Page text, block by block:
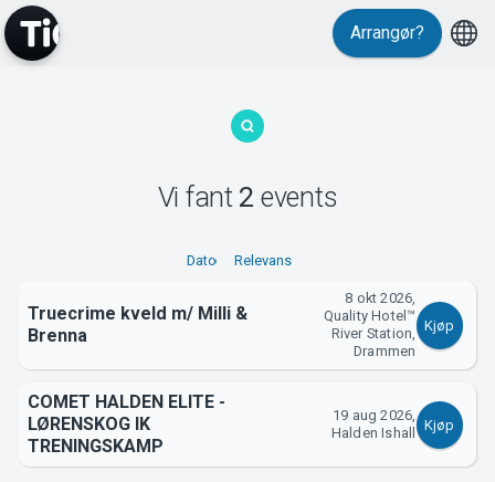
MyTickster
Support
Om Tickster
Arrangør?
Vi fant 2 events
Dato Relevans
Truecrime kveld m/ Milli &
Brenna
8 okt 2026,
Quality Hotel™
River Station,
Drammen
Kjøp
COMET HALDEN ELITE -
LØRENSKOG IK
TRENINGSKAMP
19 aug 2026,
Halden Ishall
Kjøp